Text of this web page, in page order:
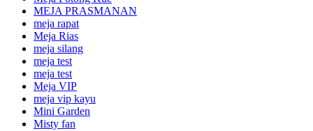
MEJA PRASMANAN
meja rapat
Meja Rias
meja silang
meja test
meja test
Meja VIP
meja vip kayu
Mini Garden
Misty fan